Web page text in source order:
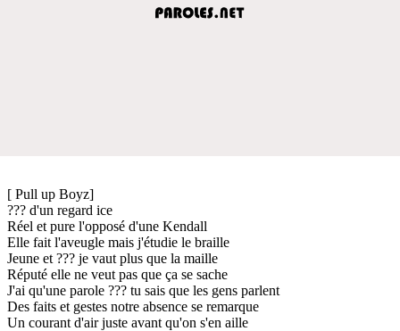
[ Pull up Boyz]
??? d'un regard ice
Réel et pure l'opposé d'une Kendall
Elle fait l'aveugle mais j'étudie le braille
Jeune et ??? je vaut plus que la maille
Réputé elle ne veut pas que ça se sache
J'ai qu'une parole ??? tu sais que les gens parlent
Des faits et gestes notre absence se remarque
Un courant d'air juste avant qu'on s'en aille